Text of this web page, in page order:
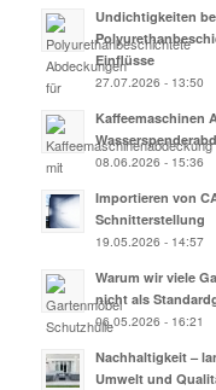
Undichtigkeiten
Einflüsse
27.07.2026 - 13:50
Kaffeemaschinen
08.06.2026 - 15:36
Importieren von
Schnitterstellung
19.05.2026 - 14:57
Warum wir viele
nicht als
06.05.2026 - 16:21
Nachhaltigkeit –
Umwelt und